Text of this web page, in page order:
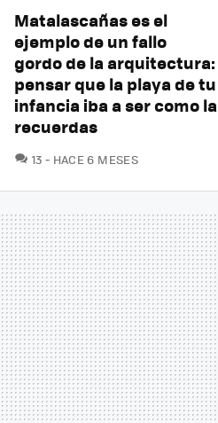
Matalascañas es el
ejemplo de un fallo
gordo de la arquitectura:
pensar que la playa de tu
infancia iba a ser como la
recuerdas
13 COMENTARIOS
HACE 6 MESES